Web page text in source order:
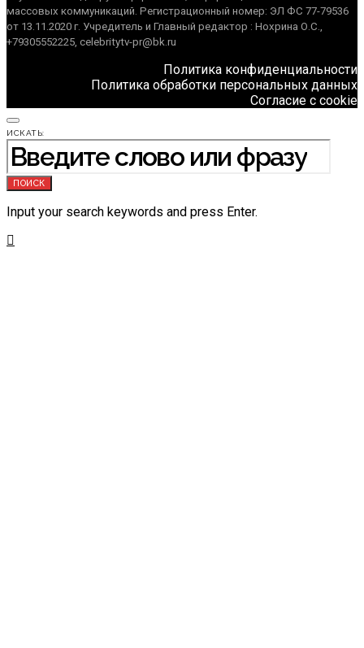
массовых коммуникаций. Регистрационный номер: ЭЛ ФС 77-79536
от 13.11.2020 г. Учредитель и Главный редактор : Нохрина О.С.,
+79305552225, celebritytv-pr@bk.ru
Политика конфиденциальности
Политика обработки персональных данных
Согласие с cookie
ИСКАТЬ:
ПОИСК
Input your search keywords and press Enter.